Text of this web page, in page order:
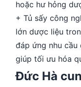
hoặc hư hỏng
+ Tủ sấy công
lớn dược liệu
đáp ứng nhu
giúp tối ưu hóa
Đức Hà